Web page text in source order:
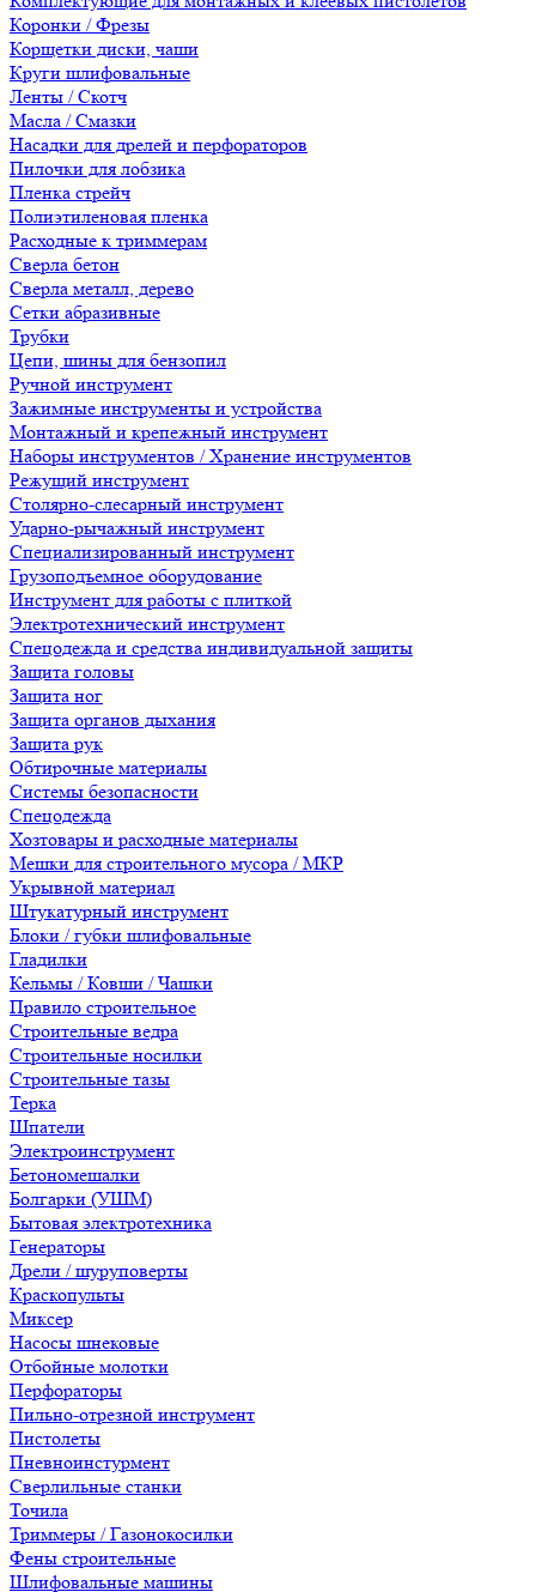
Коронки / Фрезы
Корщетки диски, чаши
Круги шлифовальные
Ленты / Скотч
Масла / Смазки
Насадки для дрелей и перфораторов
Пилочки для лобзика
Пленка стрейч
Полиэтиленовая пленка
Расходные к триммерам
Сверла бетон
Сверла металл, дерево
Сетки абразивные
Трубки
Цепи, шины для бензопил
Ручной инструмент
Зажимные инструменты и устройства
Монтажный и крепежный инструмент
Наборы инструментов / Хранение инструментов
Режущий инструмент
Столярно-слесарный инструмент
Ударно-рычажный инструмент
Специализированный инструмент
Грузоподъемное оборудование
Инструмент для работы с плиткой
Электротехнический инструмент
Спецодежда и средства индивидуальной защиты
Защита головы
Защита ног
Защита органов дыхания
Защита рук
Обтирочные материалы
Системы безопасности
Спецодежда
Хозтовары и расходные материалы
Мешки для строительного мусора / МКР
Укрывной материал
Штукатурный инструмент
Блоки / губки шлифовальные
Гладилки
Кельмы / Ковши / Чашки
Правило строительное
Строительные ведра
Строительные носилки
Строительные тазы
Терка
Шпатели
Электроинструмент
Бетономешалки
Болгарки (УШМ)
Бытовая электротехника
Генераторы
Дрели / шуруповерты
Краскопульты
Миксер
Насосы шнековые
Отбойные молотки
Перфораторы
Пильно-отрезной инструмент
Пистолеты
Пневноинстурмент
Сверлильные станки
Точила
Триммеры / Газонокосилки
Фены строительные
Шлифовальные машины